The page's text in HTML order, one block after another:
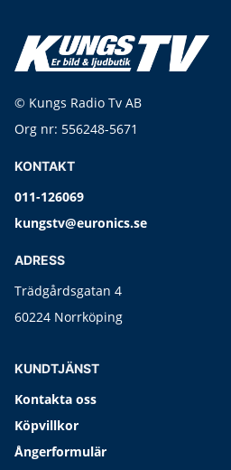
© Kungs Radio Tv AB
Org nr: 556248-5671
KONTAKT
011-126069
kungstv@euronics.se
ADRESS
Trädgårdsgatan 4
60224 Norrköping
KUNDTJÄNST
Kontakta oss
Köpvillkor
Ångerformulär